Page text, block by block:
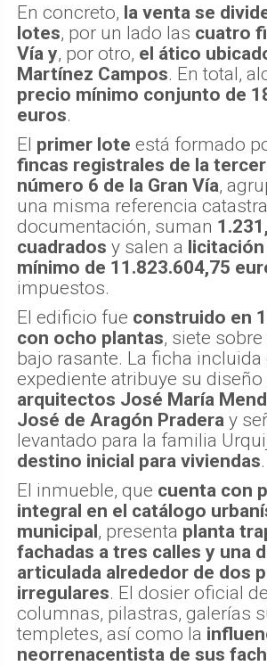
En concreto, la venta se
lotes, por un lado las cuatro
Vía y, por otro, el ático
Martínez Campos. En total,
precio mínimo conjunto de
euros.
El primer lote está formado
fincas registrales de la
número 6 de la Gran Vía,
una misma referencia
documentación, suman
cuadrados y salen a
mínimo de 11.823.604,75
impuestos.
El edificio fue construido en
con ocho plantas, siete
bajo rasante. La ficha incluida
expediente atribuye su diseño
arquitectos José María
José de Aragón Pradera y
levantado para la familia
destino inicial para viviendas.
El inmueble, que cuenta con
integral en el catálogo
municipal, presenta planta
fachadas a tres calles y una
articulada alrededor de dos
irregulares. El dosier oficial
columnas, pilastras, galerías
templetes, así como la
neorrenacentista de sus